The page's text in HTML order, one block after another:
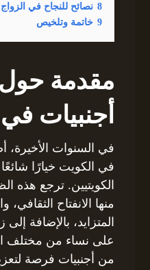
8 نصائح للنجاح في
9 خاتمة وتلخيص
مقدمة
أجنبيات
في السنوات الأخيرة،
في الكويت خيارًا
الكويتيين. ترجع هذه
منها الانفتاح الثقافي،
المتزايد، بالإضافة
على نساء من مختلف
من أجنبيات فرصة